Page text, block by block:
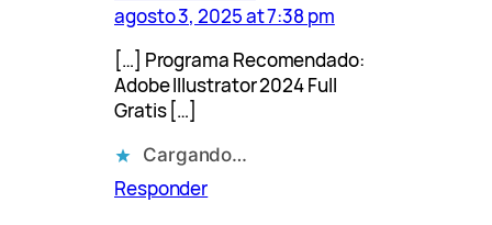
agosto 3, 2025 at 7:38 pm
[…] Programa Recomendado:
Adobe Illustrator 2024 Full
Gratis […]
Cargando…
Responder